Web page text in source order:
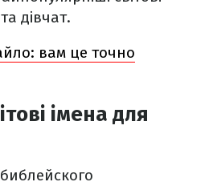
дівчат.
вам це точно
імена для